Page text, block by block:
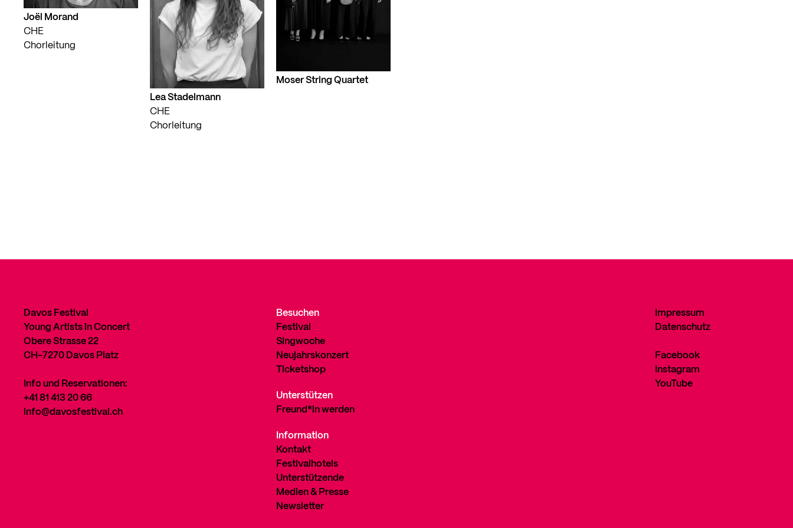
Joël Morand
CHE
Chorleitung
Lea Stadelmann
CHE
Chorleitung
Moser String Quartet
Davos Festival
Young Artists in Concert
Obere Strasse 22
CH-7270 Davos Platz
Info und Reservationen:
+41 81 413 20 66
info@davosfestival.ch
Besuchen
Festival
Singwoche
Neujahrskonzert
Ticketshop
Unterstützen
Freund*in werden
Information
Kontakt
Festivalhotels
Unterstützende
Medien & Presse
Newsletter
Impressum
Datenschutz
Facebook
Instagram
YouTube